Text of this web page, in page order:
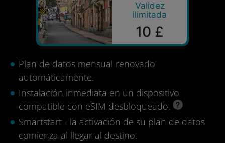
Validez
ilimitada
10 £
Plan de datos mensual renovado
automáticamente.
Instalación inmediata en un dispositivo
compatible con eSIM desbloqueado.
Smartstart - la activación de su plan de datos
comienza al llegar al destino.